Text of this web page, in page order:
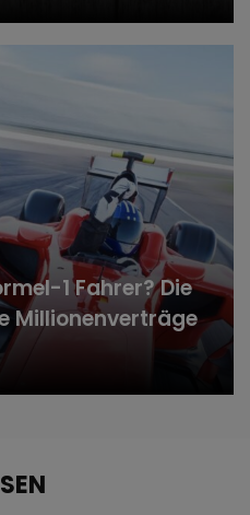
1 Fahrer? Die
Millionenverträge